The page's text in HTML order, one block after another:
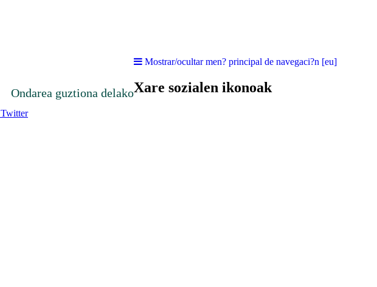
Ondarea guztiona delako
Mostrar/ocultar men? principal de navegaci?n [eu]
Xare sozialen ikonoak
Twitter